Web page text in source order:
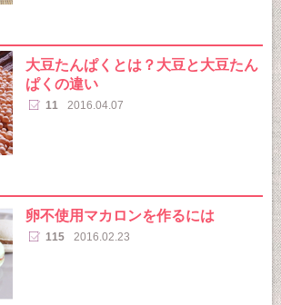
大豆たんぱくとは？大豆と大豆たん
ぱくの違い
11 2016.04.07
卵不使用マカロンを作るには
115 2016.02.23